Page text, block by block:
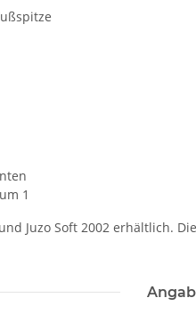
1
Juzo Soft 2002 erhältlich.